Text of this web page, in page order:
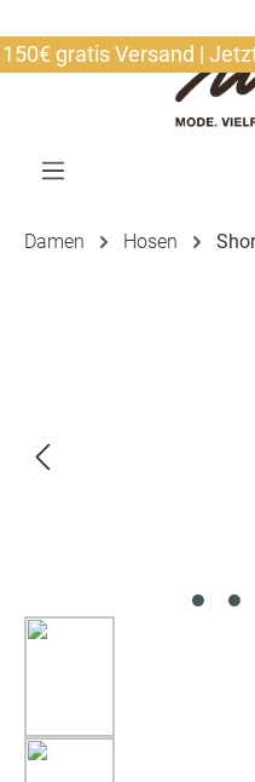
gratis Versand | Jetzt
Damen Hosen